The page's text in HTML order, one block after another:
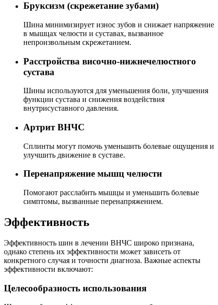
Бруксизм (скрежетание зубами)
Шина минимизирует износ зубов и снижает напряжение
в мышцах челюсти и суставах, вызванное
непроизвольным скрежетанием.
Расстройства височно-нижнечелюстного
сустава
Шины используются для уменьшения боли, улучшения
функции сустава и снижения воздействия
внутрисуставного давления.
Артрит ВНЧС
Сплинты могут помочь уменьшить болевые ощущения и
улучшить движение в суставе.
Перенапряжение мышц челюсти
Помогают расслабить мышцы и уменьшить болевые
симптомы, вызванные перенапряжением.
Эффективность
Эффективность шин в лечении ВНЧС широко признана,
однако степень их эффективности может зависеть от
конкретного случая и точности диагноза. Важные аспекты
эффективности включают:
Целесообразность использования